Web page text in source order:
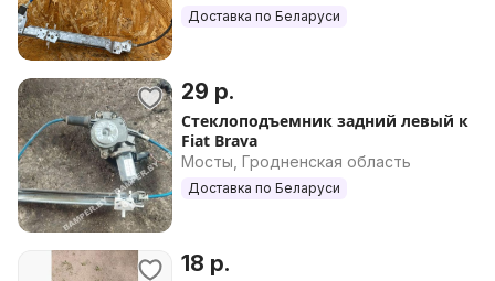
Доставка по Беларуси
29 р.
Стеклоподъемник задний левый к
Fiat Brava
Мосты, Гродненская область
Доставка по Беларуси
18 р.